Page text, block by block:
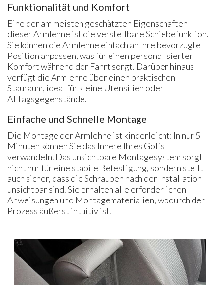
Funktionalität und Komfort
Eine der am meisten geschätzten Eigenschaften
dieser Armlehne ist die verstellbare Schiebefunktion.
Sie können die Armlehne einfach an Ihre bevorzugte
Position anpassen, was für einen personalisierten
Komfort während der Fahrt sorgt. Darüber hinaus
verfügt die Armlehne über einen praktischen
Stauraum, ideal für kleine Utensilien oder
Alltagsgegenstände.
Einfache und Schnelle Montage
Die Montage der Armlehne ist kinderleicht: In nur 5
Minuten können Sie das Innere Ihres Golfs
verwandeln. Das unsichtbare Montagesystem sorgt
nicht nur für eine stabile Befestigung, sondern stellt
auch sicher, dass die Schrauben nach der Installation
unsichtbar sind. Sie erhalten alle erforderlichen
Anweisungen und Montagematerialien, wodurch der
Prozess äußerst intuitiv ist.